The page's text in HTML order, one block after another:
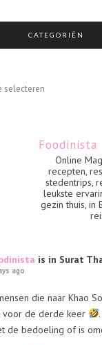
CATEGORIËN
Foodinista
Online
recepten,
stedentrips,
leukste
gezin thuis, in
is in Surat
ago
die naar Khao
voor de derde keer
de bedoeling of is